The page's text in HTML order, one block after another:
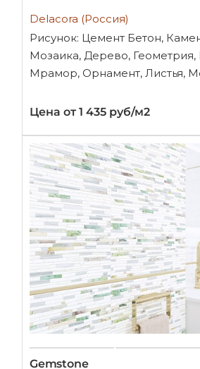
Delacora (Россия)
Рисунок: Цемент Бетон,
Мозаика, Дерево,
Мрамор, Орнамент, Листья,
Цена от 1 435 руб/м2
Gemstone